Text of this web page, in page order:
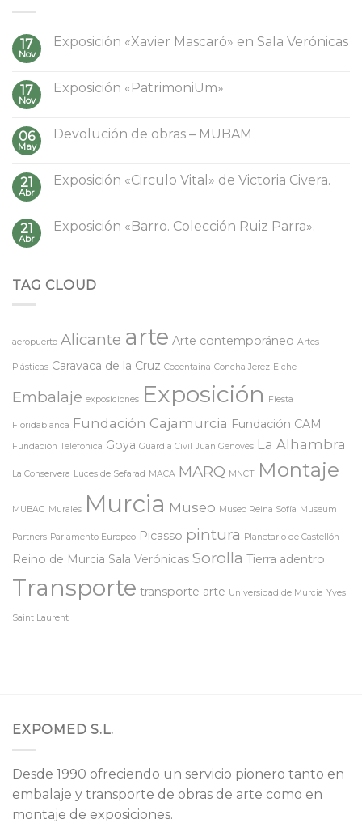
17
Nov
Exposición «Xavier Mascaró» en Sala Verónicas
17
Nov
Exposición «PatrimoniUm»
06
May
Devolución de obras – MUBAM
21
Abr
Exposición «Circulo Vital» de Victoria Civera.
21
Abr
Exposición «Barro. Colección Ruiz Parra».
TAG CLOUD
aeropuerto Alicante arte Arte contemporáneo Artes
Plásticas Caravaca de la Cruz Cocentaina Concha Jerez Elche
Embalaje exposiciones Exposición Fiesta
Floridablanca Fundación Cajamurcia Fundación CAM
Fundación Teléfonica Goya Guardia Civil Juan Genovés La Alhambra
La Conservera Luces de Sefarad MACA MARQ MNCT Montaje
MUBAG Murales Murcia Museo Museo Reina Sofía Museum
Partners Parlamento Europeo Picasso pintura Planetario de Castellón
Reino de Murcia Sala Verónicas Sorolla Tierra adentro
Transporte transporte arte Universidad de Murcia Yves
Saint Laurent
EXPOMED S.L.
Desde 1990 ofreciendo un servicio pionero tanto en
embalaje y transporte de obras de arte como en
montaje de exposiciones.